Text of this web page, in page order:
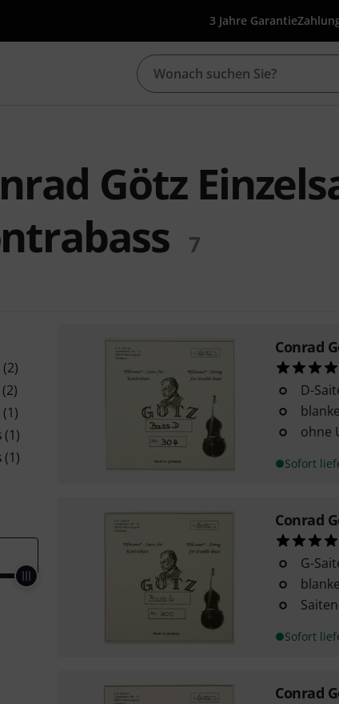
3 Jahre Garantie
Götz
7
(2)
(2)
(1)
(1)
(1)
Conrad
D-
ohne
Sofort
Conrad
G-
Sofort
Conrad